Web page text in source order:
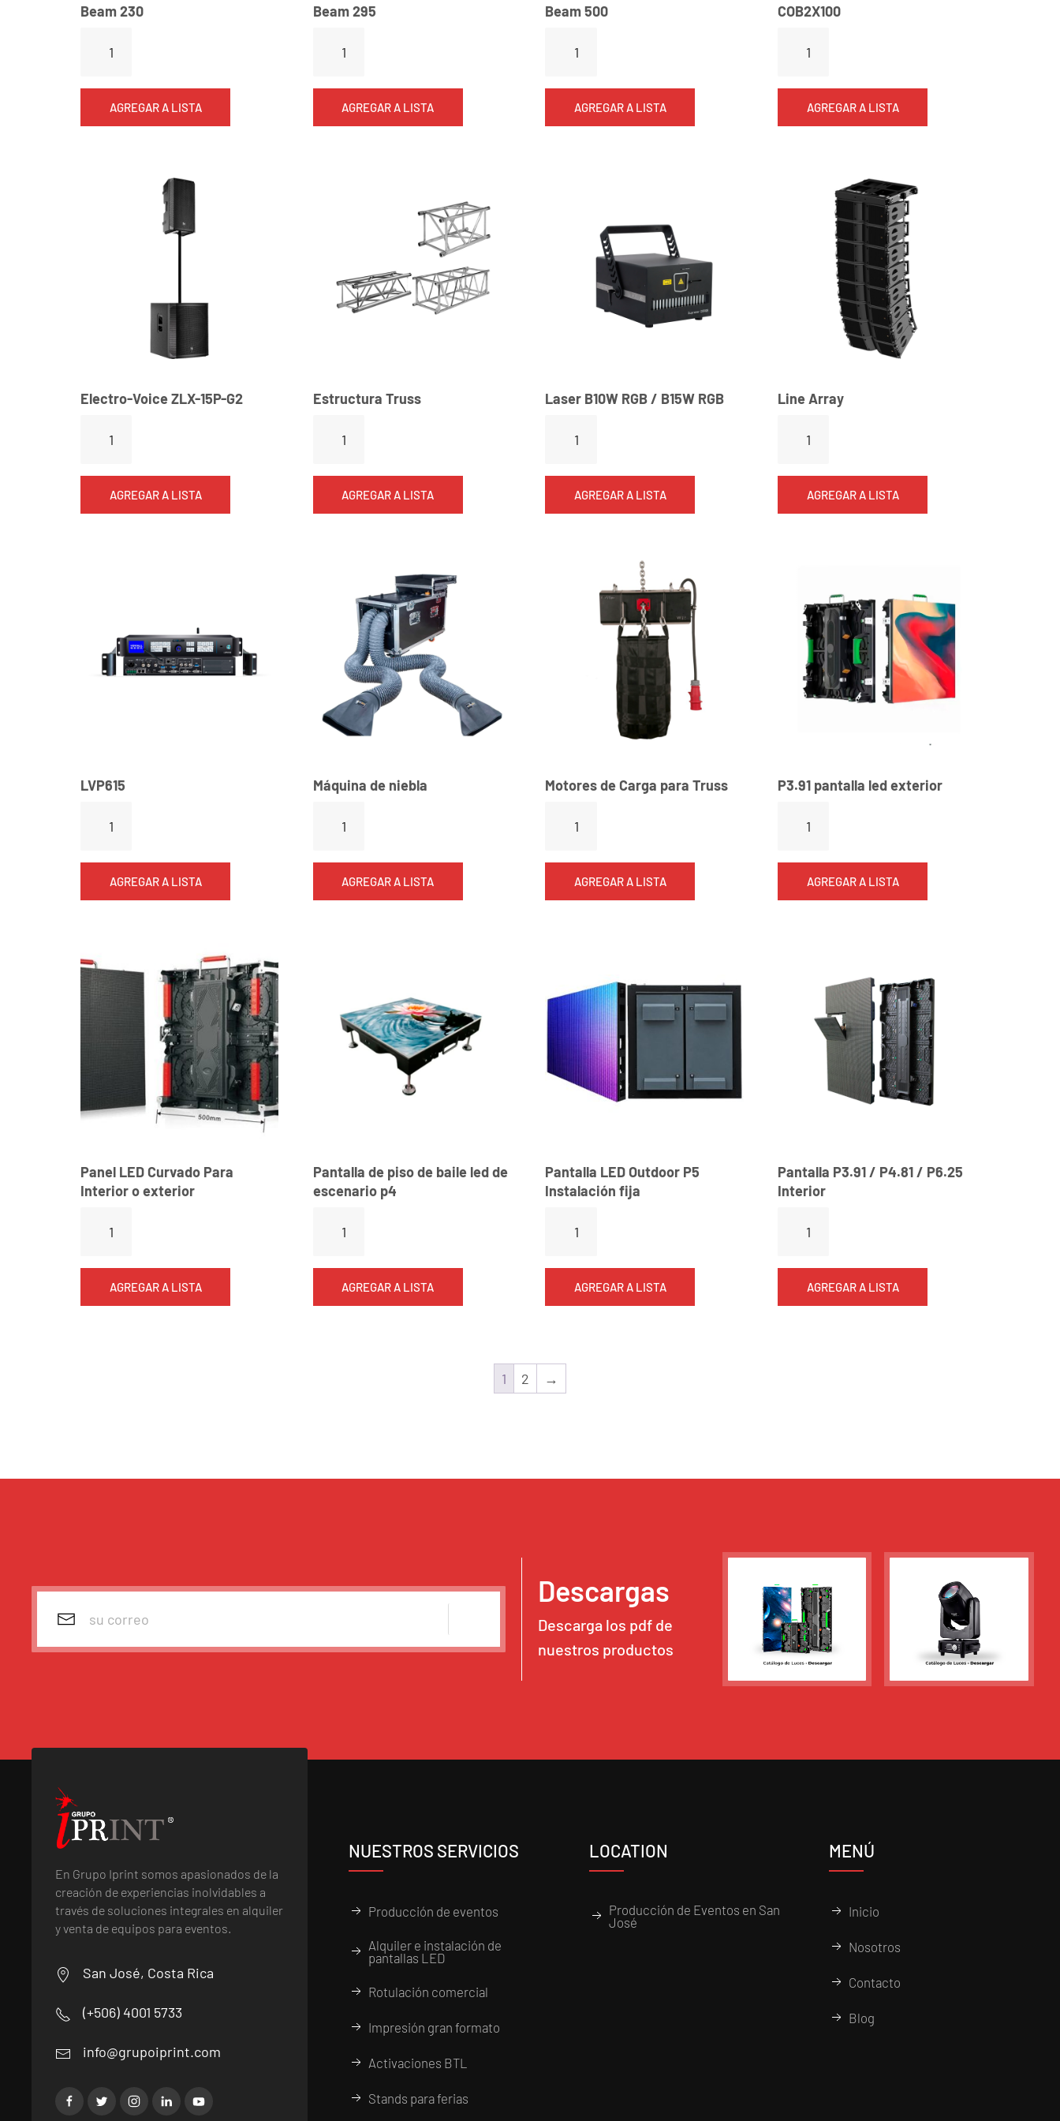
Beam 230
AGREGAR A LISTA
Beam 295
AGREGAR A LISTA
Beam 500
AGREGAR A LISTA
COB2X100
AGREGAR A LISTA
Electro-Voice ZLX-15P-G2
AGREGAR A LISTA
Estructura Truss
AGREGAR A LISTA
Laser B10W RGB / B15W RGB
AGREGAR A LISTA
Line Array
AGREGAR A LISTA
LVP615
AGREGAR A LISTA
Máquina de niebla
AGREGAR A LISTA
Motores de Carga para Truss
AGREGAR A LISTA
P3.91 pantalla led exterior
AGREGAR A LISTA
Panel LED Curvado Para
Interior o exterior
AGREGAR A LISTA
Pantalla de piso de baile led de
escenario p4
AGREGAR A LISTA
Pantalla LED Outdoor P5
Instalación fija
AGREGAR A LISTA
Pantalla P3.91 / P4.81 / P6.25
Interior
AGREGAR A LISTA
1 2 →
Descargas
Descarga los pdf de
nuestros productos
En Grupo Iprint somos apasionados de la
creación de experiencias inolvidables a
través de soluciones integrales en alquiler
y venta de equipos para eventos.
San José, Costa Rica
(+506) 4001 5733
info@grupoiprint.com
NUESTROS SERVICIOS
Producción de eventos
Alquiler e instalación de
pantallas LED
Rotulación comercial
Impresión gran formato
Activaciones BTL
Stands para ferias
LOCATION
Producción de Eventos en San
José
MENÚ
Inicio
Nosotros
Contacto
Blog